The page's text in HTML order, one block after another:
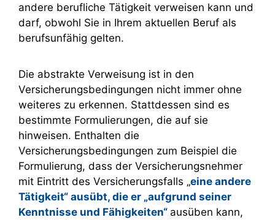
andere berufliche Tätigkeit verweisen kann und
darf, obwohl Sie in Ihrem aktuellen Beruf als
berufsunfähig gelten.
Die abstrakte Verweisung ist in den
Versicherungsbedingungen nicht immer ohne
weiteres zu erkennen. Stattdessen sind es
bestimmte Formulierungen, die auf sie
hinweisen. Enthalten die
Versicherungsbedingungen zum Beispiel die
Formulierung, dass der Versicherungsnehmer
mit Eintritt des Versicherungsfalls „eine andere
Tätigkeit“ ausübt, die er „aufgrund seiner
Kenntnisse und Fähigkeiten“ ausüben kann,